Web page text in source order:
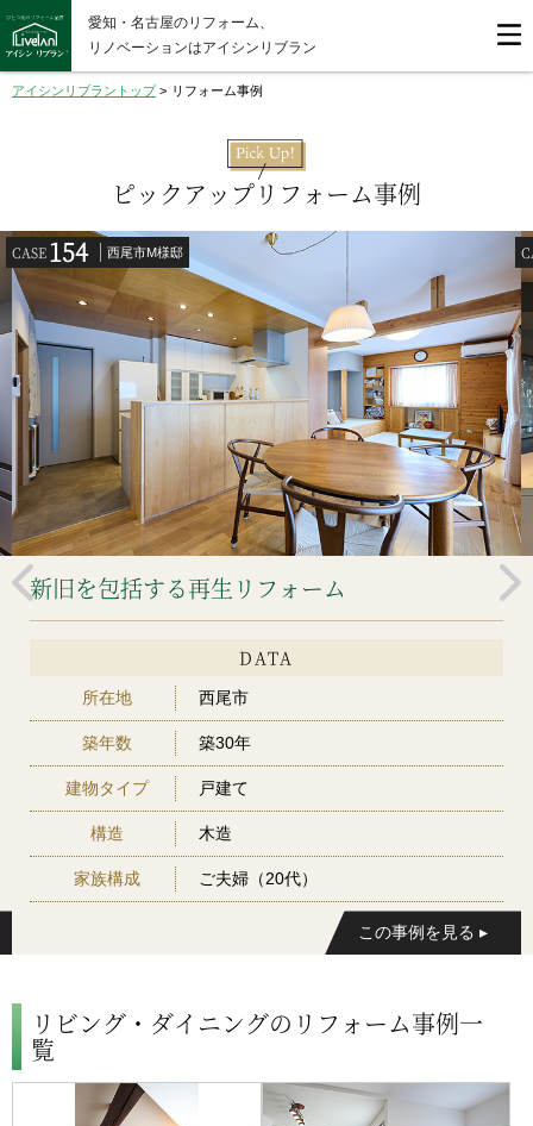
愛知・名古屋のリフォーム、
リノベーションはアイシンリブラン
アイシンリブラントップ> リフォーム事例
ピックアップリフォーム事例
CASE154 西尾市M様邸
新旧を包括する再生リフォーム
DATA
所在地 西尾市
築年数 築30年
建物タイプ 戸建て
構造 木造
家族構成 ご夫婦（20代）
リビング・ダイニングのリフォーム事例一
覧